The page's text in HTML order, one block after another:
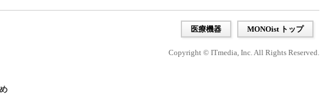
医療機器 MONOist トップ
Copyright © ITmedia, Inc. All Rights Reserved.